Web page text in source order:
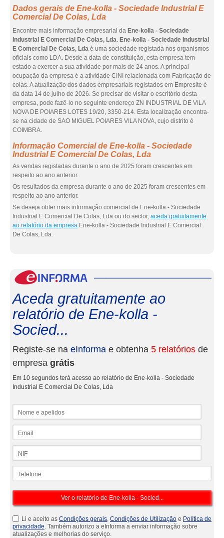
Dados gerais de Ene-kolla - Sociedade Industrial E
Comercial De Colas, Lda
Encontre mais informação empresarial da Ene-kolla - Sociedade
Industrial E Comercial De Colas, Lda. Ene-kolla - Sociedade Industrial
E Comercial De Colas, Lda é uma sociedade registada nos organismos
oficiais como LDA. Desde a data de constituição, esta empresa tem
estado a exercer a sua atividade por mais de 24 anos. A principal
ocupação da empresa é a atividade CINI relacionada com Fabricação de
colas. A atualização dos dados empresariais registados em Empresite é
da data 14 de julho de 2026. Se precisar de visitar o escritório desta
empresa, pode fazê-lo no seguinte endereço ZN INDUSTRIAL DE VILA
NOVA DE POIARES LOTES 19/20, 3350-214. Esta localização encontra-
se na cidade de SAO MIGUEL POIARES VILA NOVA, cujo distrito é
COIMBRA.
Informação Comercial de Ene-kolla - Sociedade
Industrial E Comercial De Colas, Lda
As vendas registadas durante o ano de 2025 foram crescentes em
respeito ao ano anterior.
Os resultados da empresa durante o ano de 2025 foram crescentes em
respeito ao ano anterior.
Se deseja obter mais informação comercial de Ene-kolla - Sociedade
Industrial E Comercial De Colas, Lda ou do sector, aceda gratuitamente
ao relatório da empresa Ene-kolla - Sociedade Industrial E Comercial
De Colas, Lda.
Aceda gratuitamente ao
relatório de Ene-kolla -
Socied...
Registe-se na eInforma e obtenha 5 relatórios de
empresa grátis
Em 10 segundos terá acesso ao relatório de Ene-kolla - Sociedade
Industrial E Comercial De Colas, Lda
Li e aceito as Condições gerais, Condições de Utilização e Política de
privacidade. Também autorizo a eInforma a enviar informação sobre
atualizações e melhorias do serviço.